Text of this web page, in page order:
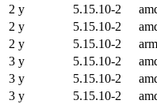
2 y
5.15.10-2
2 y
5.15.10-2
2 y
5.15.10-2
3 y
5.15.10-2
3 y
5.15.10-2
3 y
5.15.10-2